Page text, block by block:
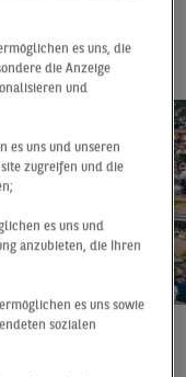
es uns, die
die Anzeige
und
es uns und unseren
zugreifen und die
es uns und
anzubieten, die Ihren
es uns sowie
sozialen